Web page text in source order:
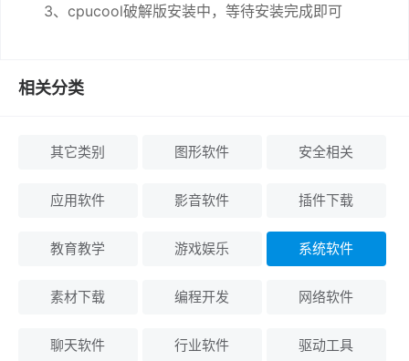
3、cpucool破解版安装中，等待安装完成即可
相关分类
其它类别 图形软件 安全相关
应用软件 影音软件 插件下载
教育教学 游戏娱乐 系统软件
素材下载 编程开发 网络软件
聊天软件 行业软件 驱动工具